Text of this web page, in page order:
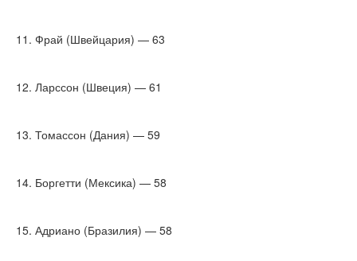
11. Фрай (Швейцария) — 63
12. Ларссон (Швеция) — 61
13. Томассон (Дания) — 59
14. Боргетти (Мексика) — 58
15. Адриано (Бразилия) — 58